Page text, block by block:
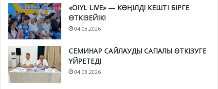
«OIYL LIVE» — КӨҢІЛДІ КЕШТІ БІРГЕ
ӨТКІЗЕЙІК!
04.08.2026
СЕМИНАР САЙЛАУДЫ САПАЛЫ ӨТКІЗУГЕ
ҮЙРЕТЕДІ
04.08.2026